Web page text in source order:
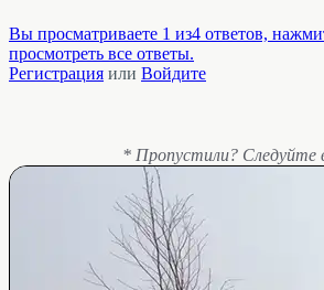
Вы просматриваете 1 из4 ответов,
просмотреть все ответы.
Регистрация или Войдите
* Пропустили? Следуйте